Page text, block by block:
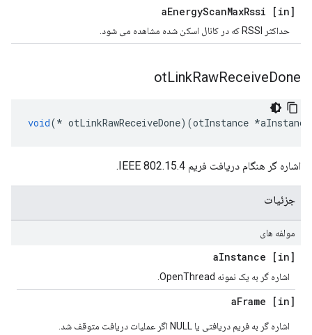
[in] a
EnergyScanMaxRssi
حداکثر RSSI که در کانال اسکن شده مشاهده می شود.
otLinkRawReceiveDone
void(* otLinkRawReceiveDone)(otInstance *aInstance
اشاره گر هنگام دریافت فریم IEEE 802.15.4.
جزئیات
مولفه های
[in] a
Instance
اشاره گر به یک نمونه OpenThread.
[in] a
Frame
اشاره گر به فریم دریافتی یا NULL اگر عملیات دریافت متوقف شد.